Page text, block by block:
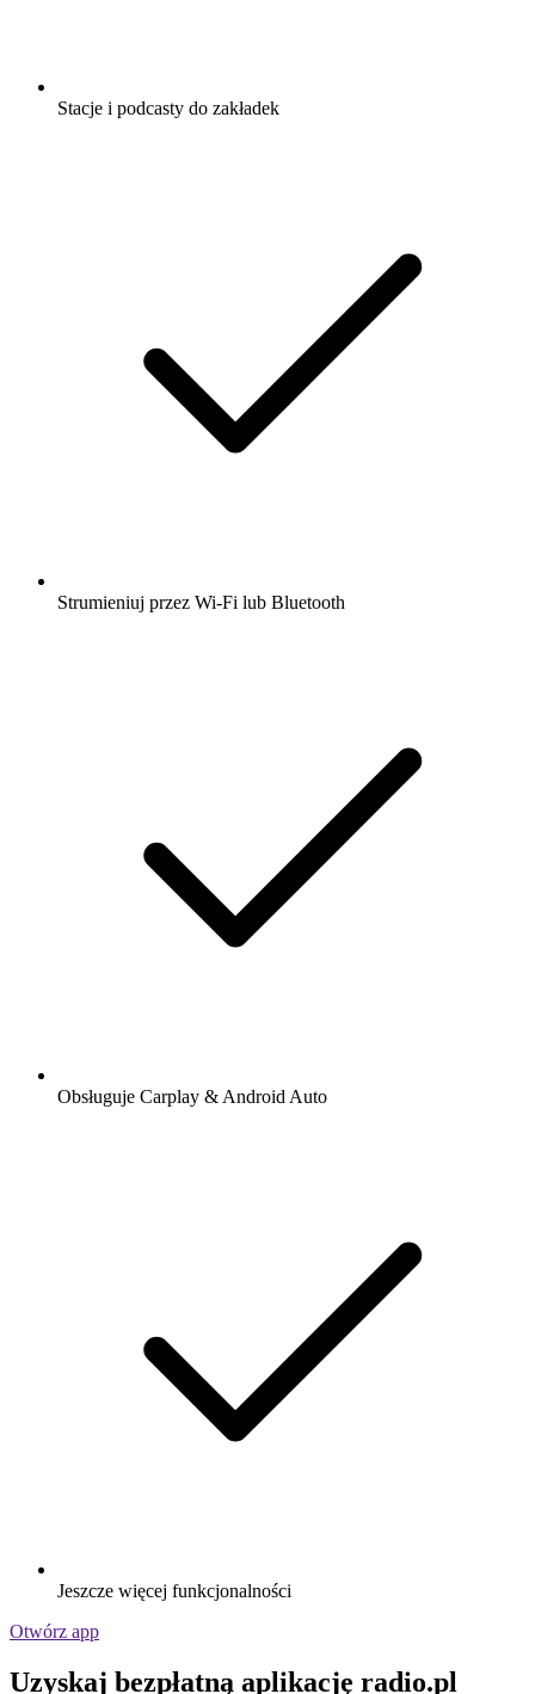
Stacje i podcasty do zakładek
Strumieniuj przez Wi-Fi lub Bluetooth
Obsługuje Carplay & Android Auto
Jeszcze więcej funkcjonalności
Otwórz app
Uzyskaj bezpłatną aplikację radio.pl